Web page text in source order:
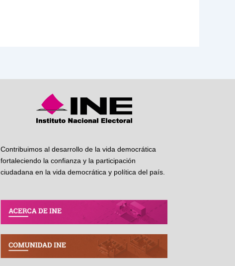
Contribuimos al desarrollo de la vida democrática
fortaleciendo la confianza y la participación
ciudadana en la vida democrática y política del país.